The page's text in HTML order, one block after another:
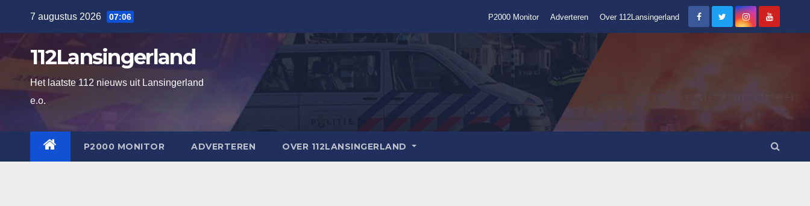
inhoud
7 augustus 2026 07:06 P2000 Monitor Adverteren Over 112Lansingerland
112Lansingerland
Het laatste 112 nieuws uit Lansingerland
e.o.
P2000 MONITOR ADVERTEREN OVER 112LANSINGERLAND